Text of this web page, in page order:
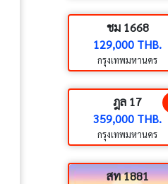
ชม 1668
129,000 THB.
กรุงเทพมหานคร
ฎล 17
359,000 THB.
กรุงเทพมหานคร
สท 1881